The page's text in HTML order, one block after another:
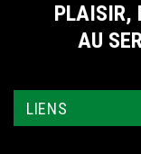
PLAISIR,
AU
LIENS